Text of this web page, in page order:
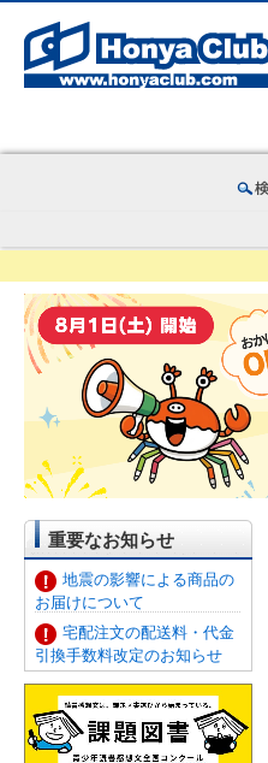
重要なお知らせ
地震の影響による商品の
お届けについて
宅配注文の配送料・代金
引換手数料改定のお知らせ